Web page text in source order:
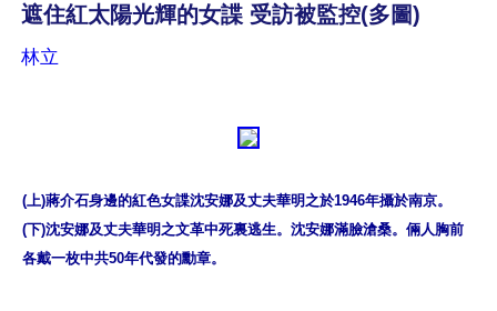
遮住紅太陽光輝的女諜 受訪被監控(多圖)
林立
(上)蔣介石身邊的紅色女諜沈安娜及丈夫華明之於1946年攝於南京。
(下)沈安娜及丈夫華明之文革中死裏逃生。沈安娜滿臉滄桑。倆人胸前
各戴一枚中共50年代發的勳章。